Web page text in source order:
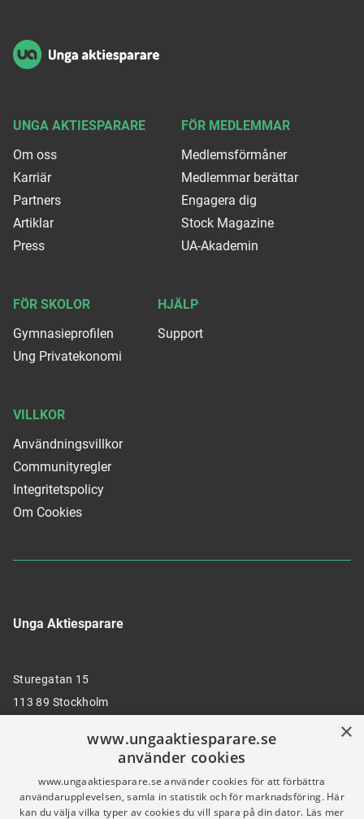
Unga Aktiesparare
Sturegatan 15
113 89 Stockholm
info@ungaaktiesparare.se
UNGA AKTIESPARARE
Om oss
Karriär
Partners
Artiklar
Press
FÖR MEDLEMMAR
Medlemsförmåner
Medlemmar berättar
Engagera dig
Stock Magazine
UA-Akademin
FÖR SKOLOR
Gymnasieprofilen
Ung Privatekonomi
HJÄLP
Support
VILLKOR
Användningsvillkor
Communityregler
Integritetspolicy
Om Cookies
×
www.ungaaktiesparare.se
använder cookies
www.ungaaktiesparare.se använder cookies för att förbättra
användarupplevelsen, samla in statistik och för marknadsföring. Här
kan du välja vilka typer av cookies du vill spara på din dator. Läs mer